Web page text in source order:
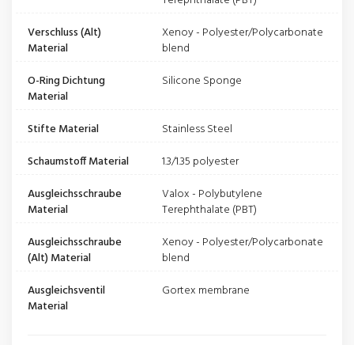
Verschluss (Alt)
Material
Xenoy - Polyester/Polycarbonate
blend
O-Ring Dichtung
Material
Silicone Sponge
Stifte Material
Stainless Steel
Schaumstoff Material
1.3/1.35 polyester
Ausgleichsschraube
Material
Valox - Polybutylene
Terephthalate (PBT)
Ausgleichsschraube
(Alt) Material
Xenoy - Polyester/Polycarbonate
blend
Ausgleichsventil
Material
Gortex membrane